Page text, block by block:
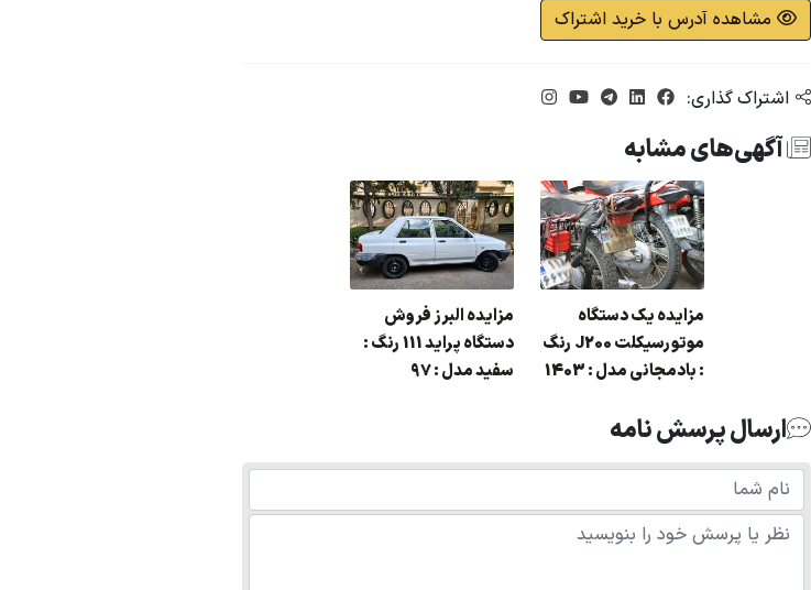
مشاهده آدرس با خرید اشتراک
اشتراک گذاری:
آگهی‌های مشابه
مزایده البرز فروش
دستگاه پراید 111 رنگ :
سفید مدل : 97
مزایده یک دستگاه
موتورسیکلت J200 رنگ
: بادمجانی مدل : 1403
ارسال پرسش نامه